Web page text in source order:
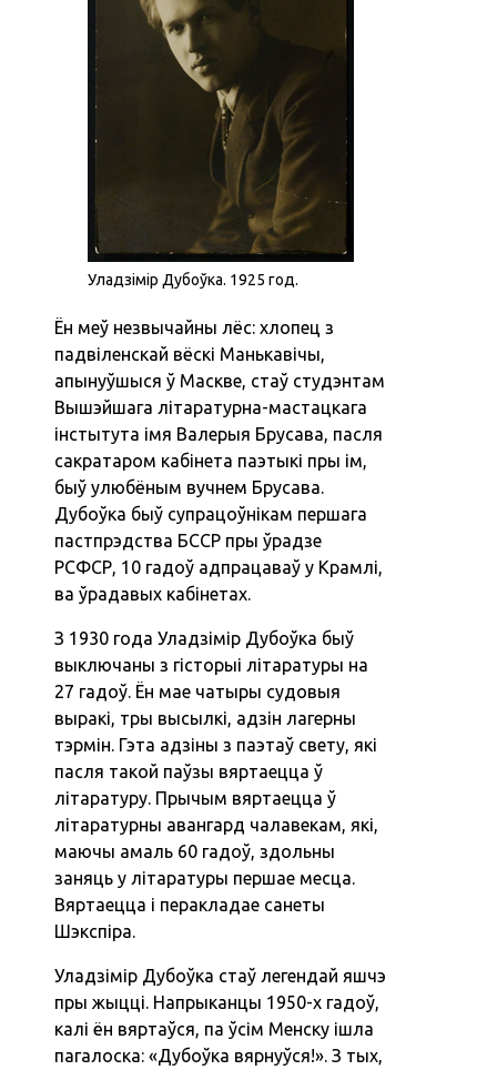
Уладзімір Дубоўка. 1925 год.
Ён меў незвычайны лёс: хлопец з
падвіленскай вёскі Манькавічы,
апынуўшыся ў Маскве, стаў студэнтам
Вышэйшага літаратурна-мастацкага
інстытута імя Валерыя Брусава, пасля
сакратаром кабінета паэтыкі пры ім,
быў улюбёным вучнем Брусава.
Дубоўка быў супрацоўнікам першага
пастпрэдства БССР пры ўрадзе
РСФСР, 10 гадоў адпрацаваў у Крамлі,
ва ўрадавых кабінетах.
З 1930 года Уладзімір Дубоўка быў
выключаны з гісторыі літаратуры на
27 гадоў. Ён мае чатыры судовыя
выракі, тры высылкі, адзін лагерны
тэрмін. Гэта адзіны з паэтаў свету, які
пасля такой паўзы вяртаецца ў
літаратуру. Прычым вяртаецца ў
літаратурны авангард чалавекам, які,
маючы амаль 60 гадоў, здольны
заняць у літаратуры першае месца.
Вяртаецца і перакладае санеты
Шэкспіра.
Уладзімір Дубоўка стаў легендай яшчэ
пры жыцці. Напрыканцы 1950-х гадоў,
калі ён вяртаўся, па ўсім Менску ішла
пагалоска: «Дубоўка вярнуўся!». З тых,